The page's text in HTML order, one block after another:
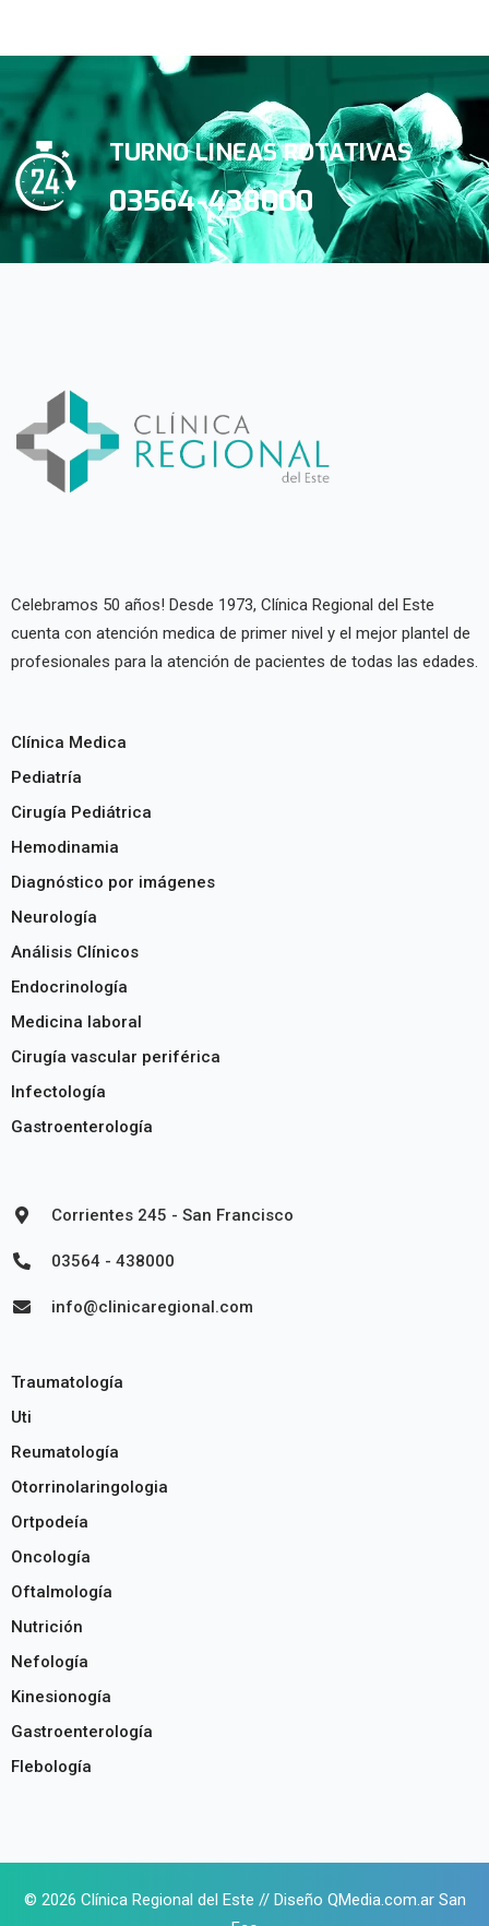
TURNO LINEAS ROTATIVAS
03564-438000
Celebramos 50 años! Desde 1973, Clínica Regional del Este
cuenta con atención medica de primer nivel y el mejor plantel de
profesionales para la atención de pacientes de todas las edades.
Clínica Medica
Pediatría
Cirugía Pediátrica
Hemodinamia
Diagnóstico por imágenes
Neurología
Análisis Clínicos
Endocrinología
Medicina laboral
Cirugía vascular periférica
Infectología
Gastroenterología
Corrientes 245 - San Francisco
03564 - 438000
info@clinicaregional.com
Traumatología
Uti
Reumatología
Otorrinolaringologia
Ortpodeía
Oncología
Oftalmología
Nutrición
Nefología
Kinesionogía
Gastroenterología
Flebología
© 2026 Clínica Regional del Este // Diseño QMedia.com.ar San